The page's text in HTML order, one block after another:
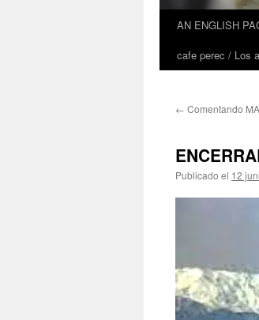
AN ENGLISH
cafe perec / Los
← Comentando
Publicado el 12